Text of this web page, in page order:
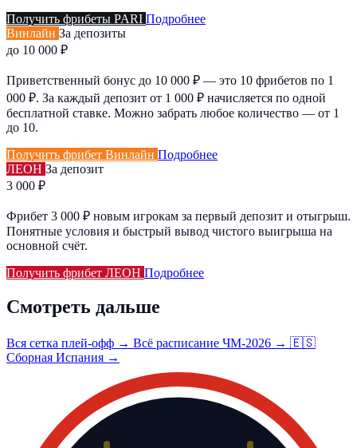
Получить фрибеты PARI Подробнее
Винлайн За депозиты
до 10 000 ₽
Приветственный бонус до 10 000 ₽ — это 10 фрибетов по 1
000 ₽. За каждый депозит от 1 000 ₽ начисляется по одной
бесплатной ставке. Можно забрать любое количество — от 1
до 10.
Получить фрибет Винлайн Подробнее
ЛЕОН За депозит
3 000 ₽
Фрибет 3 000 ₽ новым игрокам за первый депозит и отыгрыш.
Понятные условия и быстрый вывод чистого выигрыша на
основной счёт.
Получить фрибет ЛЕОН Подробнее
Смотреть дальше
Вся сетка плей-офф → Всё расписание ЧМ-2026 → 🇪🇸
Сборная Испания →